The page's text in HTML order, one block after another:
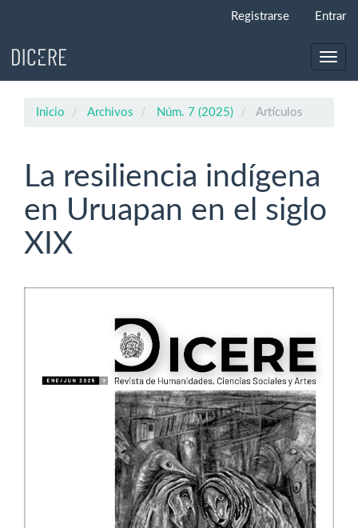
principal
Registrarse Entrar
Inicio Archivos Núm. 7 (2025) Artículos
La resiliencia indígena
en Uruapan en el siglo
XIX
artículo